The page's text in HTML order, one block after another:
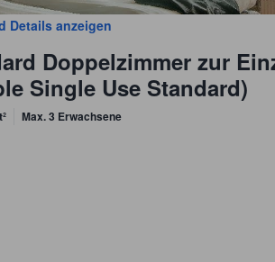
Details anzeigen
Doppelzimmer zur
Single Use Standard)
Max. 3 Erwachsene